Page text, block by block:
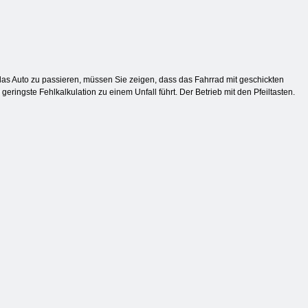
Auto zu passieren, müssen Sie zeigen, dass das Fahrrad mit geschickten
Fehlkalkulation zu einem Unfall führt. Der Betrieb mit den Pfeiltasten.